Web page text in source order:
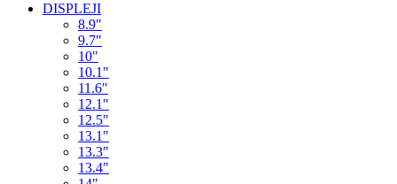
DISPLEJI
8.9"
9.7"
10"
10.1"
11.6"
12.1"
12.5"
13.1"
13.3"
13.4"